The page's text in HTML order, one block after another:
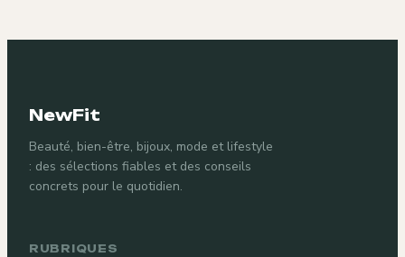
NewFit
Beauté, bien-être, bijoux, mode et lifestyle
: des sélections fiables et des conseils
concrets pour le quotidien.
RUBRIQUES